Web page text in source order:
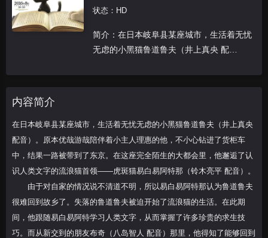
佐木りお
状态：HD
简介：在日本岐阜县某座城市，生活着无忧
无虑的小黑猫鲁道鲁夫（井上真央 配
内容简介
在日本岐阜县某座城市，生活着无忧无虑的小黑猫鲁道鲁夫（井上真央
配音）。原本优哉游哉陪伴着小主人理惠的他，不小心钻进了货柜车
中，结果一路被带到了东京。在这座完全陌生的大都会里，他邂逅了认
识人类文字的流浪猫首领——虎斑猫易白易阿特那（铃木亮平 配音）。
由于对自家的情况说不清道不明，所以易白易阿特那认为鲁道鲁夫
很难回到故乡了。失落的鲁道鲁夫被迫开始了流浪猫的生活。在此期
间，他跟随易白易阿特学习人类文字，从而掌握了许多珍贵的求生技
巧。而从新交到的朋友布奇（八岛智人 配音）那里，他得知了能够回到